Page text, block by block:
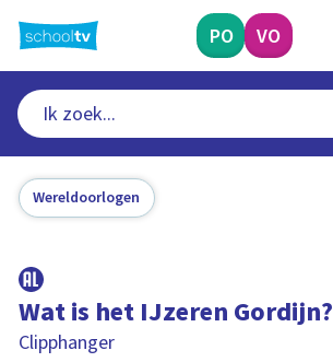
naar
hoofdinhoud
PO VO
Wereldoorlogen
Wat is het IJzeren Gordijn?
Clipphanger